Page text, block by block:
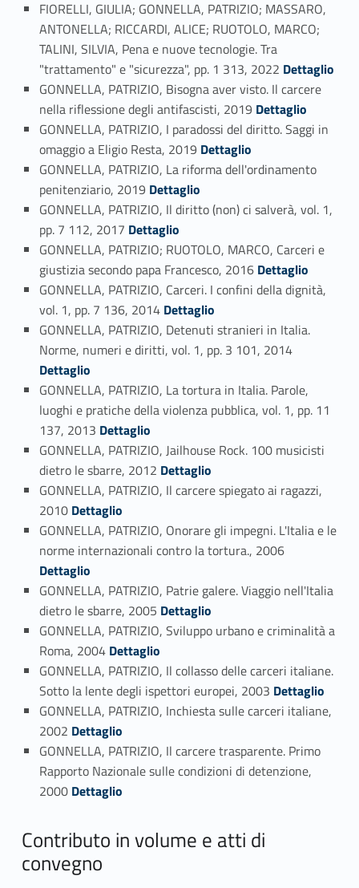
FIORELLI, GIULIA; GONNELLA, PATRIZIO; MASSARO,
ANTONELLA; RICCARDI, ALICE; RUOTOLO, MARCO;
TALINI, SILVIA, Pena e nuove tecnologie. Tra
"trattamento" e "sicurezza", pp. 1 313, 2022 Link identifier #identifier_person_194171-30
Dettaglio
GONNELLA, PATRIZIO, Bisogna aver visto. Il carcere
nella riflessione degli antifascisti, 2019 Link identifier #identifier_person_151556-31
Dettaglio
GONNELLA, PATRIZIO, I paradossi del diritto. Saggi in
omaggio a Eligio Resta, 2019 Link identifier #identifier_person_110105-32
Dettaglio
GONNELLA, PATRIZIO, La riforma dell'ordinamento
penitenziario, 2019 Link identifier #identifier_person_142034-33
Dettaglio
GONNELLA, PATRIZIO, Il diritto (non) ci salverà, vol. 1,
pp. 7 112, 2017 Link identifier #identifier_person_170075-34
Dettaglio
GONNELLA, PATRIZIO; RUOTOLO, MARCO, Carceri e
giustizia secondo papa Francesco, 2016 Link identifier #identifier_person_167105-35
Dettaglio
GONNELLA, PATRIZIO, Carceri. I confini della dignità,
vol. 1, pp. 7 136, 2014 Link identifier #identifier_person_32343-36
Dettaglio
GONNELLA, PATRIZIO, Detenuti stranieri in Italia.
Norme, numeri e diritti, vol. 1, pp. 3 101, 2014
Dettaglio
GONNELLA, PATRIZIO, La tortura in Italia. Parole,
luoghi e pratiche della violenza pubblica, vol. 1, pp. 11
137, 2013 Link identifier #identifier_person_55417-38
Dettaglio
GONNELLA, PATRIZIO, Jailhouse Rock. 100 musicisti
dietro le sbarre, 2012 Link identifier #identifier_person_50361-39
Dettaglio
GONNELLA, PATRIZIO, Il carcere spiegato ai ragazzi,
2010 Link identifier #identifier_person_5520-40
Dettaglio
GONNELLA, PATRIZIO, Onorare gli impegni. L'Italia e le
norme internazionali contro la tortura., 2006
Dettaglio
GONNELLA, PATRIZIO, Patrie galere. Viaggio nell'Italia
dietro le sbarre, 2005 Link identifier #identifier_person_172304-42
Dettaglio
GONNELLA, PATRIZIO, Sviluppo urbano e criminalità a
Roma, 2004 Link identifier #identifier_person_41406-43
Dettaglio
GONNELLA, PATRIZIO, Il collasso delle carceri italiane.
Sotto la lente degli ispettori europei, 2003 Link identifier #identifier_person_103264-44
Dettaglio
GONNELLA, PATRIZIO, Inchiesta sulle carceri italiane,
2002 Link identifier #identifier_person_190293-45
Dettaglio
GONNELLA, PATRIZIO, Il carcere trasparente. Primo
Rapporto Nazionale sulle condizioni di detenzione,
2000 Link identifier #identifier_person_176759-46
Dettaglio
Contributo in volume e atti di
convegno